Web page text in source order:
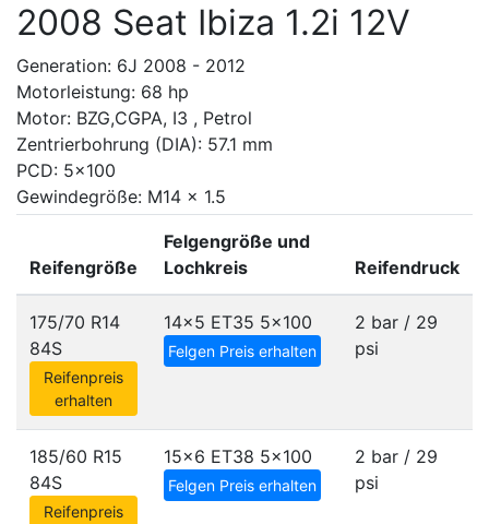
2008 Seat Ibiza 1.2i 12V
Generation: 6J 2008 - 2012
Motorleistung: 68 hp
Motor: BZG,CGPA, I3 , Petrol
Zentrierbohrung (DIA): 57.1 mm
PCD: 5x100
Gewindegröße: M14 x 1.5
Reifengröße
Felgengröße und
Lochkreis
Reifendruck
175/70 R14
84S
Reifenpreis
erhalten
14x5 ET35 5x100
Felgen Preis erhalten
2 bar / 29
psi
185/60 R15
84S
Reifenpreis
15x6 ET38 5x100
Felgen Preis erhalten
2 bar / 29
psi